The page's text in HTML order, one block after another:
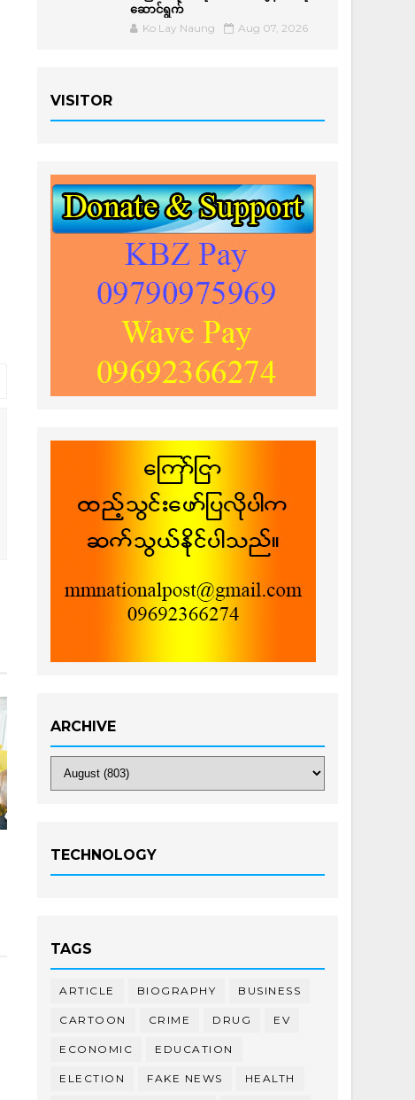
ဆောင်ရွက်
Ko Lay Naung Aug 07, 2026
VISITOR
ARCHIVE
TECHNOLOGY
TAGS
ARTICLE BIOGRAPHY BUSINESS
CARTOON CRIME DRUG EV
ECONOMIC EDUCATION
ELECTION FAKE NEWS HEALTH